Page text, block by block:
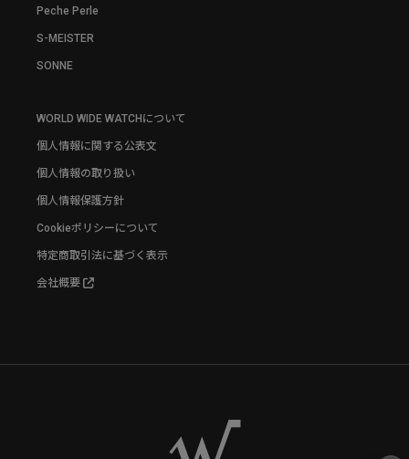
Peche Perle
S-MEISTER
SONNE
WORLD WIDE WATCHについて
個人情報に関する公表文
個人情報の取り扱い
個人情報保護方針
Cookieポリシーについて
特定商取引法に基づく表示
会社概要